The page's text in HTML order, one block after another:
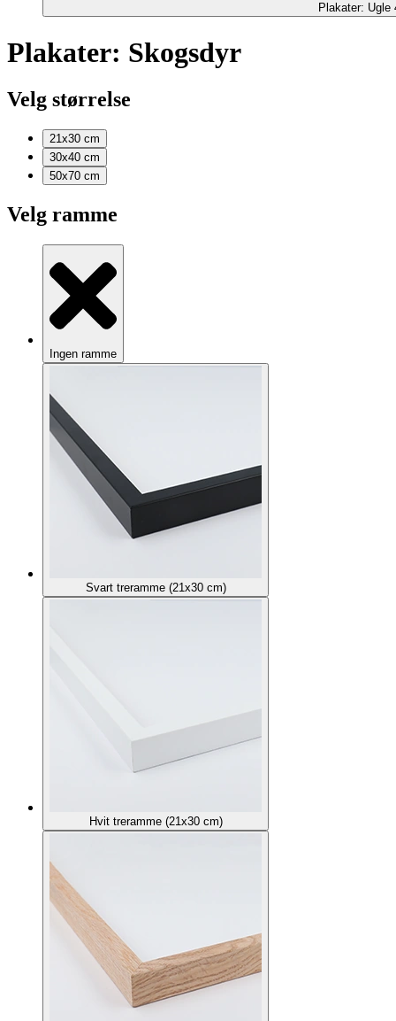
Plakater: Ugle
Plakater: Skogsdyr
Velg størrelse
21x30 cm
30x40 cm
50x70 cm
Velg ramme
Ingen ramme
Svart treramme (21x30 cm)
Hvit treramme (21x30 cm)